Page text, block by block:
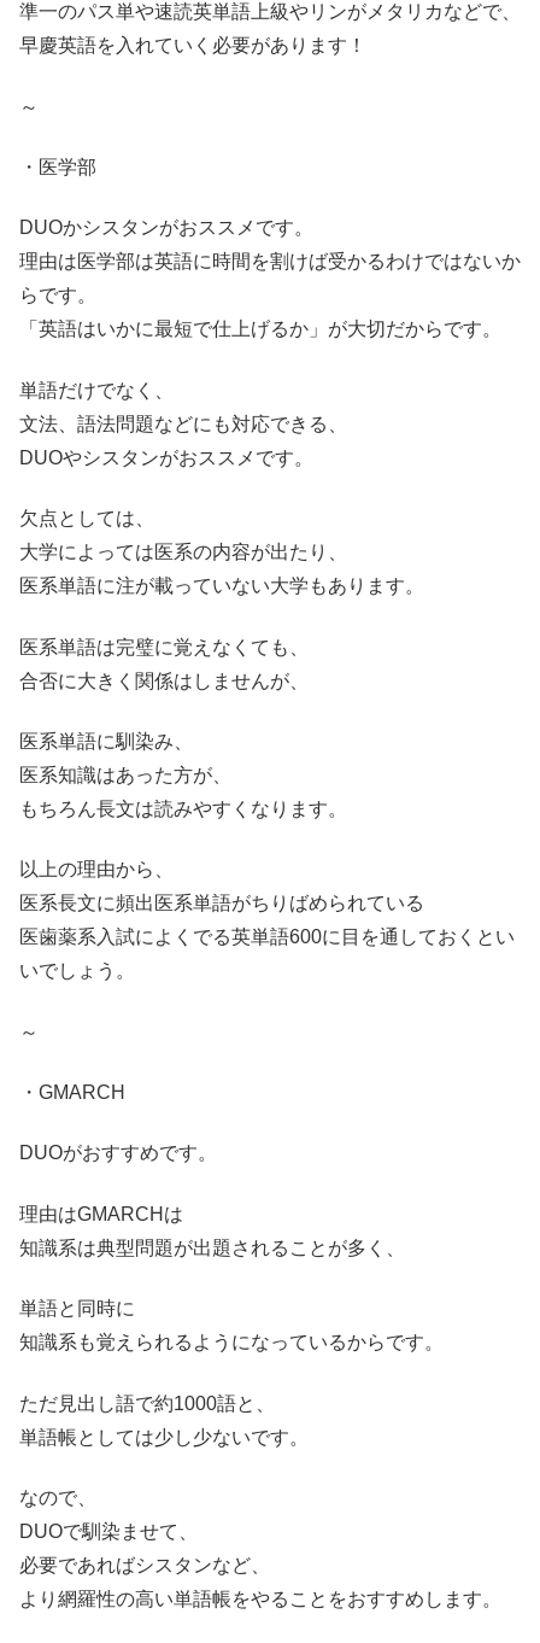
準一のパス単や速読英単語上級やリンがメタリカなどで、
早慶英語を入れていく必要があります！
～
・医学部
DUOかシスタンがおススメです。
理由は医学部は英語に時間を割けば受かるわけではないか
らです。
「英語はいかに最短で仕上げるか」が大切だからです。
単語だけでなく、
文法、語法問題などにも対応できる、
DUOやシスタンがおススメです。
欠点としては、
大学によっては医系の内容が出たり、
医系単語に注が載っていない大学もあります。
医系単語は完璧に覚えなくても、
合否に大きく関係はしませんが、
医系単語に馴染み、
医系知識はあった方が、
もちろん長文は読みやすくなります。
以上の理由から、
医系長文に頻出医系単語がちりばめられている
医歯薬系入試によくでる英単語600に目を通しておくとい
いでしょう。
～
・GMARCH
DUOがおすすめです。
理由はGMARCHは
知識系は典型問題が出題されることが多く、
単語と同時に
知識系も覚えられるようになっているからです。
ただ見出し語で約1000語と、
単語帳としては少し少ないです。
なので、
DUOで馴染ませて、
必要であればシスタンなど、
より網羅性の高い単語帳をやることをおすすめします。